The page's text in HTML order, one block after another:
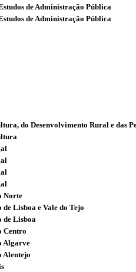
de Administração Pública
de Administração Pública
do Desenvolvimento Rural e das
Norte
Lisboa e Vale do Tejo
de Lisboa
Centro
Algarve
Alentejo